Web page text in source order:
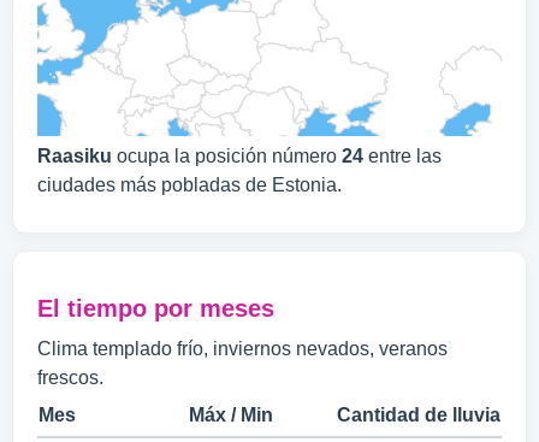
Raasiku ocupa la posición número 24 entre las
ciudades más pobladas de Estonia.
El tiempo por meses
Clima templado frío, inviernos nevados, veranos
frescos.
Mes
Máx / Min Cantidad de lluvia